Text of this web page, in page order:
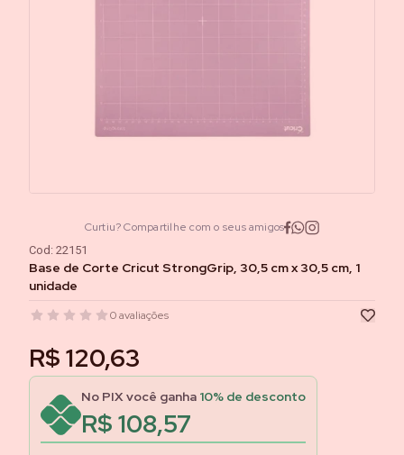
Curtiu? Compartilhe com o seus amigos
Cod: 22151
Base de Corte Cricut StrongGrip, 30,5 cm x 30,5 cm, 1
unidade
0avaliações
R$ 120,63
No PIX você ganha 10% de desconto
R$ 108,57